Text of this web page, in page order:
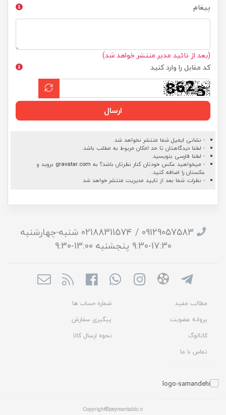
پیغام
(بعد از تائید مدیر منتشر خواهد شد)
کد مقابل را وارد کنید
ارسال
- نشانی ایمیل شما منتشر نخواهد شد.
- لطفا دیدگاهتان تا حد امکان مربوط به مطلب باشد.
- لطفا فارسی بنویسید.
- میخواهید عکس خودتان کنار نظرتان باشد؟ به gravatar.com بروید و
عکستان را اضافه کنید.
- نظرات شما بعد از تایید مدیریت منتشر خواهد شد
09129057583 / 02188311574 شنبه-چهارشنبه
17:30-9:30 پنجشنبه 13:00-9:30
مطالب مفید
شماره حساب ها
پروانه عضویت
پیگیری سفارش
کاتالوگ
نحوه ارسال کالا
تماس با ما
Copyright©peymantablo.ir